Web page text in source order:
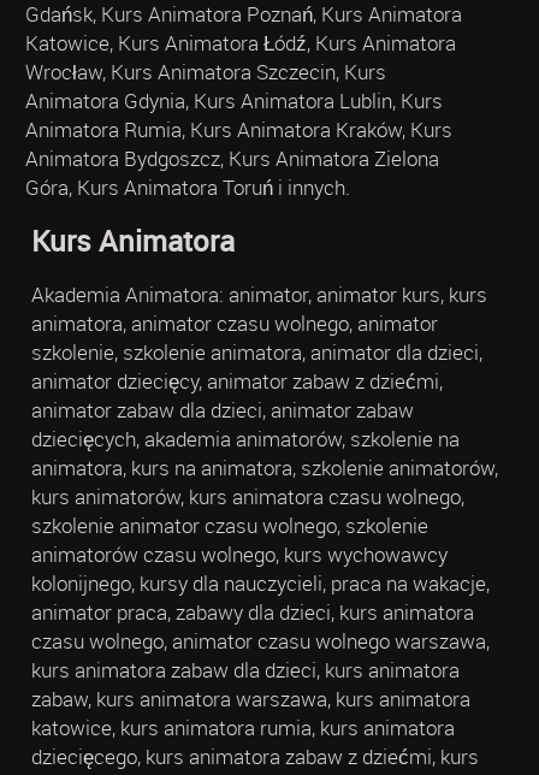
Gdańsk, Kurs Animatora Poznań, Kurs Animatora
Katowice, Kurs Animatora Łódź, Kurs Animatora
Wrocław, Kurs Animatora Szczecin, Kurs
Animatora Gdynia, Kurs Animatora Lublin, Kurs
Animatora Rumia, Kurs Animatora Kraków, Kurs
Animatora Bydgoszcz, Kurs Animatora Zielona
Góra, Kurs Animatora Toruń i innych.
Kurs Animatora
Akademia Animatora: animator, animator kurs, kurs
animatora, animator czasu wolnego, animator
szkolenie, szkolenie animatora, animator dla dzieci,
animator dziecięcy, animator zabaw z dziećmi,
animator zabaw dla dzieci, animator zabaw
dziecięcych, akademia animatorów, szkolenie na
animatora, kurs na animatora, szkolenie animatorów,
kurs animatorów, kurs animatora czasu wolnego,
szkolenie animator czasu wolnego, szkolenie
animatorów czasu wolnego, kurs wychowawcy
kolonijnego, kursy dla nauczycieli, praca na wakacje,
animator praca, zabawy dla dzieci, kurs animatora
czasu wolnego, animator czasu wolnego warszawa,
kurs animatora zabaw dla dzieci, kurs animatora
zabaw, kurs animatora warszawa, kurs animatora
katowice, kurs animatora rumia, kurs animatora
dziecięcego, kurs animatora zabaw z dziećmi, kurs